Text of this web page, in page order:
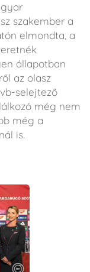
szakember a
elmondta, a
állapotban
az olasz
selejtező
még nem
még a
is.